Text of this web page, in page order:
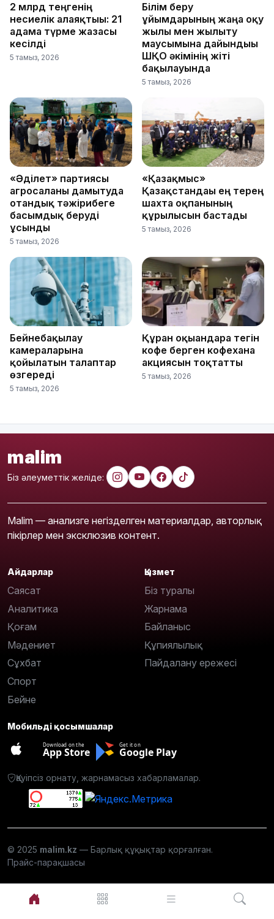
2 млрд теңгенің
несиелік алаяқтығы: 21
адамға түрме жазасы
кесілді
5 тамыз, 2026
Білім беру
ұйымдарының жаңа оқу
жылы мен жылыту
маусымына дайындығы
ШҚО әкімінің жіті
бақылауында
5 тамыз, 2026
«Әділет» партиясы
агросаланы дамытуда
отандық тәжірибеге
басымдық беруді
ұсынды
5 тамыз, 2026
«Қазақмыс»
Қазақстандағы ең терең
шахта оқпанының
құрылысын бастады
5 тамыз, 2026
Бейнебақылау
камераларына
қойылатын талаптар
өзгереді
5 тамыз, 2026
Құран оқығандарға тегін
кофе берген кофехана
акциясын тоқтатты
5 тамыз, 2026
malim
Біз әлеуметтік желіде:
Malim — анализге негізделген материалдар, авторлық
пікірлер мен эксклюзив контент.
Айдарлар
Саясат
Аналитика
Қоғам
Мәдениет
Сұхбат
Спорт
Бейне
Қызмет
Біз туралы
Жарнама
Байланыс
Құпиялылық
Пайдалану ережесі
Мобильді қосымшалар
Download on the
App Store
Get it on
Google Play
Қауіпсіз орнату, жарнамасыз хабарламалар.
© 2025 malim.kz — Барлық құқықтар қорғалған.
Прайс-парақшасы